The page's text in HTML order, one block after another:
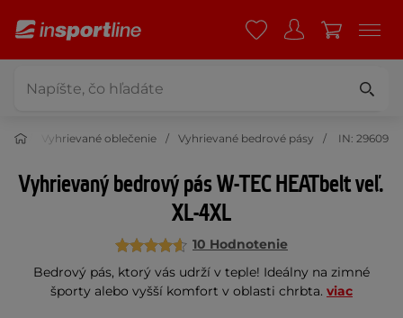
Vyhrievané oblečenie Vyhrievané bedrové pásy IN: 29609
Vyhrievaný bedrový pás W-TEC HEATbelt veľ.
XL-4XL
10 Hodnotenie
Bedrový pás, ktorý vás udrží v teple! Ideálny na zimné
športy alebo vyšší komfort v oblasti chrbta. viac